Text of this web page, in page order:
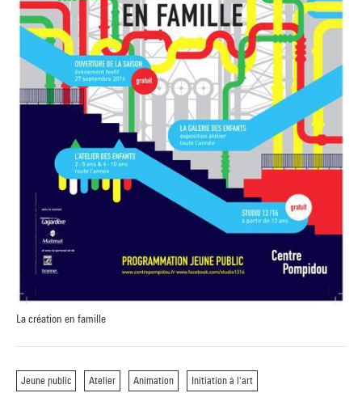
La création en famille
Jeune public Atelier Animation Initiation à l'art